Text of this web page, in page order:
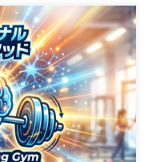
グジムBrainの大石圭
[…]